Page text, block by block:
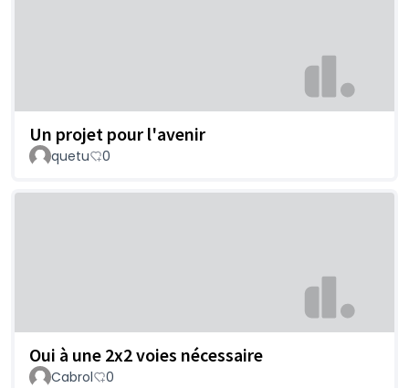
Un projet pour l'avenir
quetu 0
Oui à une 2x2 voies nécessaire
Cabrol 0